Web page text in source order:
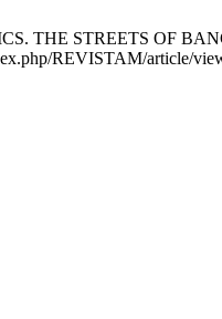
THE STREETS OF
REVISTAM/article/